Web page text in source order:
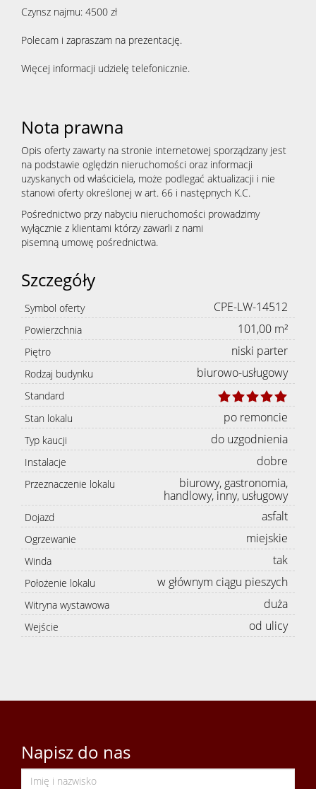
zakupu
Kredyty
Oferta
Domy
Czynsz najmu: 4500 zł
Polecam i zapraszam na prezentację.
Więcej informacji udzielę telefonicznie.
Nota prawna
Opis oferty zawarty na stronie internetowej sporządzany jest
na podstawie oględzin nieruchomości oraz informacji
uzyskanych od właściciela, może podlegać aktualizacji i nie
stanowi oferty określonej w art. 66 i następnych K.C.
Pośrednictwo przy nabyciu nieruchomości prowadzimy
wyłącznie z klientami którzy zawarli z nami
pisemną umowę pośrednictwa.
Szczegóły
Symbol oferty CPE-LW-14512
Powierzchnia 101,00 m²
Piętro niski parter
Rodzaj budynku biurowo-usługowy
Standard
Stan lokalu
po remoncie
Typ kaucji do uzgodnienia
Instalacje dobre
Przeznaczenie lokalu
biurowy, gastronomia,
handlowy, inny, usługowy
Dojazd asfalt
Ogrzewanie miejskie
Winda tak
Położenie lokalu w głównym ciągu pieszych
Witryna wystawowa duża
Wejście od ulicy
Napisz do nas